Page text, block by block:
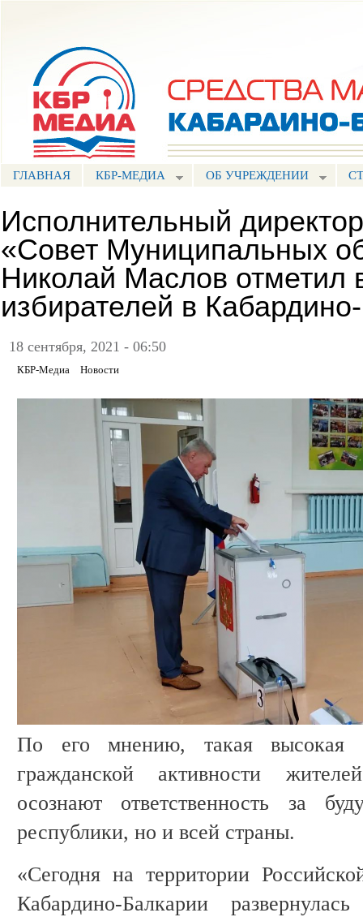
ГЛАВНАЯ КБР-МЕДИА ОБ УЧРЕЖДЕНИИ
Исполнительный
«Совет Муниципальных
Николай Маслов отметил
избирателей в
18 сентября, 2021 - 06:50
КБР-Медиа Новости
По его мнению, такая высокая
гражданской активности
осознают ответственность за
республики, но и всей страны.
«Сегодня на территории
Кабардино-Балкарии